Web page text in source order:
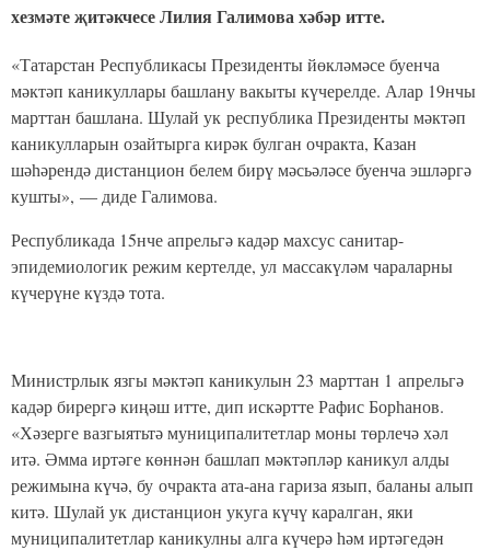
хезмәте җитәкчесе Лилия Галимова хәбәр итте.
«Татарстан Республикасы Президенты йөкләмәсе буенча
мәктәп каникуллары башлану вакыты күчерелде. Алар 19нчы
марттан башлана. Шулай ук республика Президенты мәктәп
каникулларын озайтырга кирәк булган очракта, Казан
шәһәрендә дистанцион белем бирү мәсьәләсе буенча эшләргә
кушты», — диде Галимова.
Республикада 15нче апрельгә кадәр махсус санитар-
эпидемиологик режим кертелде, ул массакүләм чараларны
күчерүне күздә тота.
Министрлык язгы мәктәп каникулын 23 марттан 1 апрельгә
кадәр бирергә киңәш итте, дип искәртте Рафис Борһанов.
«Хәзерге вазгыятьтә муниципалитетлар моны төрлечә хәл
итә. Әмма иртәге көннән башлап мәктәпләр каникул алды
режимына күчә, бу очракта ата-ана гариза язып, баланы алып
китә. Шулай ук дистанцион укуга күчү каралган, яки
муниципалитетлар каникулны алга күчерә һәм иртәгедән